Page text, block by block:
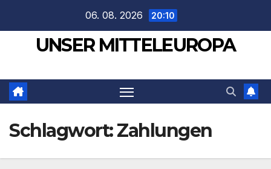
springen
06. 08. 2026 20:10
UNSER MITTELEUROPA
Schlagwort:Zahlungen